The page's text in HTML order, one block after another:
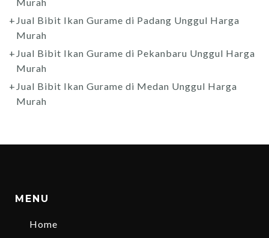
Murah
Jual Bibit Ikan Gurame di Padang Unggul Harga
Murah
Jual Bibit Ikan Gurame di Pekanbaru Unggul Harga
Murah
Jual Bibit Ikan Gurame di Medan Unggul Harga
Murah
MENU
Home